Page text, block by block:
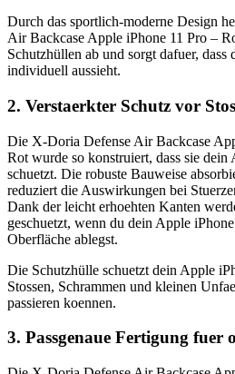
Durch das sportlich‑moderne Design
Air Backcase Apple iPhone 11 Pro –
Schutzhüllen ab und sorgt dafuer,
individuell aussieht.
2. Verstaerkter Schutz vor
Die X-Doria Defense Air Backcase
Rot wurde so konstruiert, dass sie dein
schuetzt. Die robuste Bauweise
reduziert die Auswirkungen bei
Dank der leicht erhoehten Kanten
geschuetzt, wenn du dein Apple
Oberfläche ablegst.
Die Schutzhülle schuetzt dein Apple
Stossen, Schrammen und kleinen
passieren koennen.
3. Passgenaue Fertigung fuer